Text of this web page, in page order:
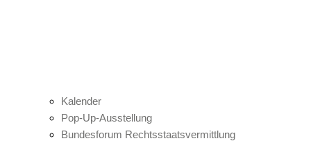
Kalender
Pop-Up-Ausstellung
Bundesforum Rechtsstaatsvermittlung